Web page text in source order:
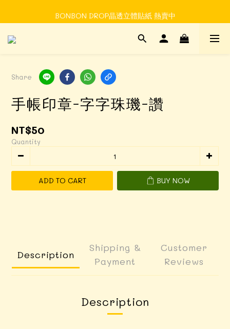
Time to enjoy STATIONERY!
BONBON DROP晶透立體貼紙 熱賣中
Share
手帳印章-字字珠璣-讚
NT$50
Quantity
ADD TO CART BUY NOW
Description
Shipping &
Payment
Customer
Reviews
Description